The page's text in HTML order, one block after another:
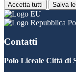
Accetta tutti Salva
Contatti
Polo Liceale Città di